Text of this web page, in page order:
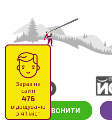
ПОДЗВОНИТИ
Зараз на
сайті
476
відвідувачів
з 41 міст